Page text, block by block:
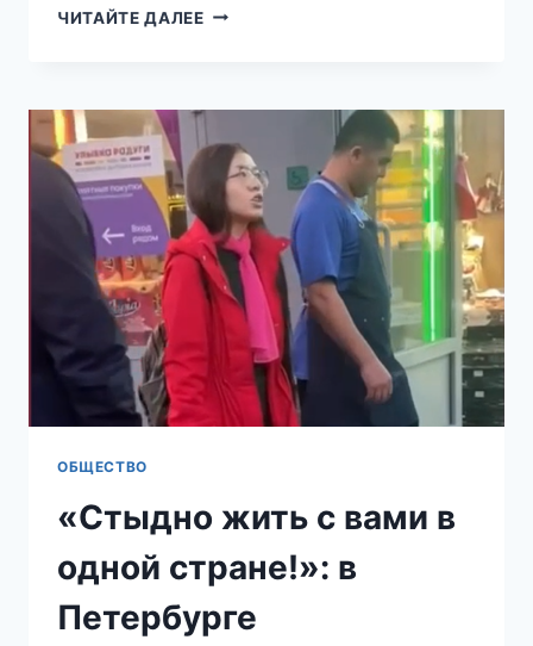
ЧИТАЙТЕ ДАЛЕЕ«МЫ
ШКОЛЬНИКОВ
ДЕТСКОГО
ЛАГЕРЯ
КИРОВЕ
ЗАСТАВИЛИ
ВОСПЕВАТЬ
ДАГЕСТАН
ОБЩЕСТВО
«Стыдно жить с вами в
одной стране!»: в
Петербурге